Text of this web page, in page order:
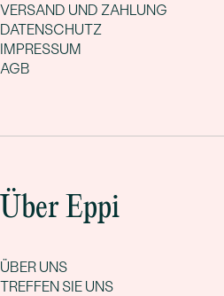
VERSAND UND ZAHLUNG
DATENSCHUTZ
IMPRESSUM
AGB
Über Eppi
ÜBER UNS
TREFFEN SIE UNS